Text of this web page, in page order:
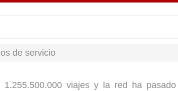
de servicio
viajes y la red ha